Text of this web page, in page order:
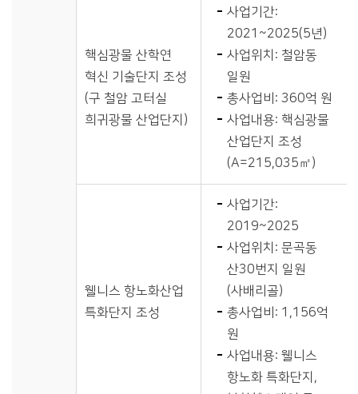
핵심광물 산학연
혁신 기술단지 조성
(구 철암 고터실
희귀광물 산업단지)
사업기간:
2021~2025(5년)
사업위치: 철암동
일원
총사업비: 360억 원
사업내용: 핵심광물
산업단지 조성
(A=215,035㎡)
웰니스 항노화산업
특화단지 조성
사업기간:
2019~2025
사업위치: 문곡동
산30번지 일원
(사배리골)
총사업비: 1,156억
원
사업내용: 웰니스
항노화 특화단지,